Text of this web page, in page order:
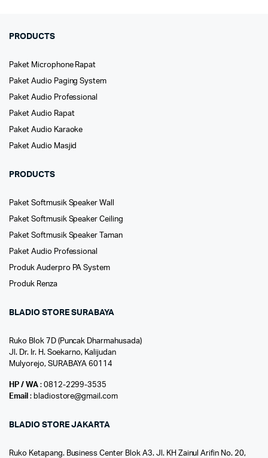
PRODUCTS
Paket Microphone Rapat
Paket Audio Paging System
Paket Audio Professional
Paket Audio Rapat
Paket Audio Karaoke
Paket Audio Masjid
PRODUCTS
Paket Softmusik Speaker Wall
Paket Softmusik Speaker Ceiling
Paket Softmusik Speaker Taman
Paket Audio Professional
Produk Auderpro PA System
Produk Renza
BLADIO STORE SURABAYA
Ruko Blok 7D (Puncak Dharmahusada)
Jl. Dr. Ir. H. Soekarno, Kalijudan
Mulyorejo, SURABAYA 60114
HP / WA: 0812-2299-3535
Email : bladiostore@gmail.com
BLADIO STORE JAKARTA
Ruko Ketapang. Business Center Blok A3. Jl. KH Zainul Arifin No. 20,